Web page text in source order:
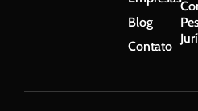
Blog
Contato